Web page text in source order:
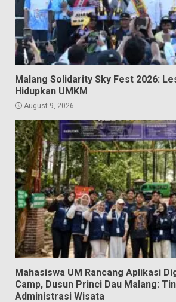
Malang Solidarity Sky Fest 2026:
Hidupkan UMKM
August 9, 2026
Mahasiswa UM Rancang Aplikasi
Camp, Dusun Princi Dau Malang:
Administrasi Wisata